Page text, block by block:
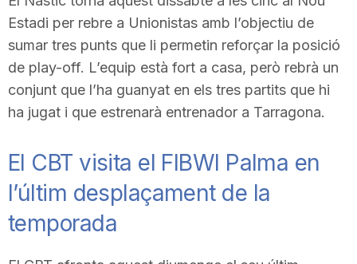
Estadi per rebre a Unionistas amb l’objectiu de
sumar tres punts que li permetin reforçar la posició
de play-off. L’equip està fort a casa, però rebrà un
conjunt que l’ha guanyat en els tres partits que hi
ha jugat i que estrenarà entrenador a Tarragona.
El CBT visita el FIBWI Palma en
l’últim desplaçament de la
temporada